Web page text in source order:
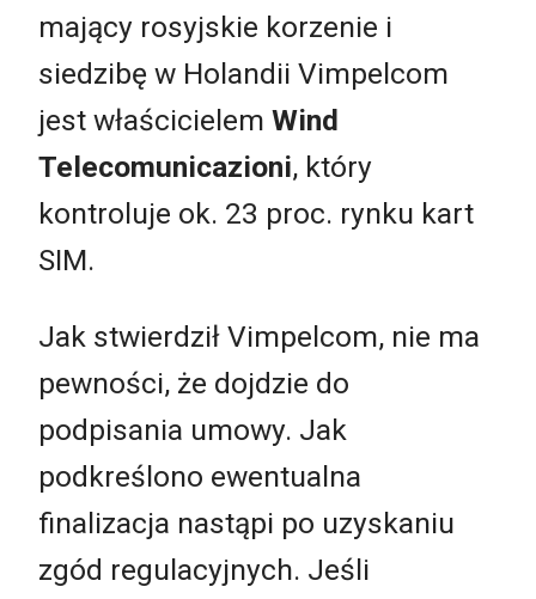
mający rosyjskie korzenie i
siedzibę w Holandii Vimpelcom
jest właścicielem Wind
Telecomunicazioni, który
kontroluje ok. 23 proc. rynku kart
SIM.
Jak stwierdził Vimpelcom, nie ma
pewności, że dojdzie do
podpisania umowy. Jak
podkreślono ewentualna
finalizacja nastąpi po uzyskaniu
zgód regulacyjnych. Jeśli